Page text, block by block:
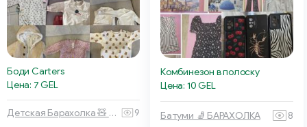
Боди Carters
Цена: 7 GEL
Детская Барахолка 🧸 Батуми
9
Комбинезон в полоску
Цена: 10 GEL
Батуми 🧦 БАРАХОЛКА
8